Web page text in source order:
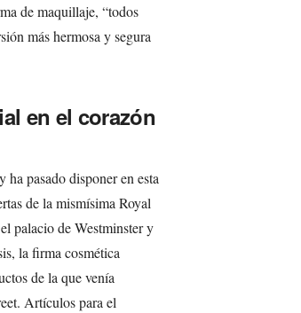
de maquillaje, “todos
más hermosa y segura
en el corazón
pasado disponer en esta
de la mismísima Royal
palacio de Westminster y
la firma cosmética
de la que venía
Artículos para el